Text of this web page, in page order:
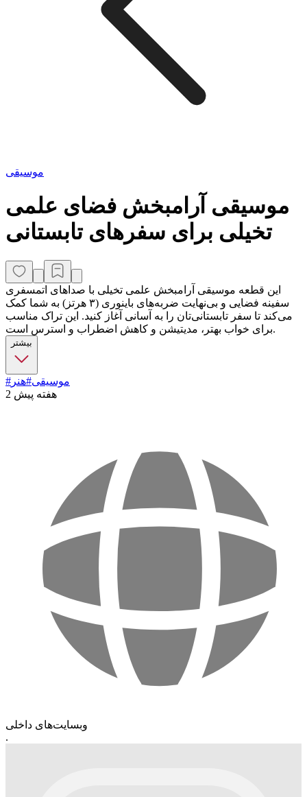
موسیقی
موسیقی آرامبخش فضای علمی
تخیلی برای سفرهای تابستانی
این قطعه موسیقی آرامبخش علمی تخیلی با صداهای اتمسفری
سفینه فضایی و بی‌نهایت ضربه‌های باینوری (۳ هرتز) به شما کمک
می‌کند تا سفر تابستانی‌تان را به آسانی آغاز کنید. این تراک مناسب
برای خواب بهتر، مدیتیشن و کاهش اضطراب و استرس است.
بیشتر
#موسیقی#هنر
2 هفته پیش
وبسایت‌های داخلی
.